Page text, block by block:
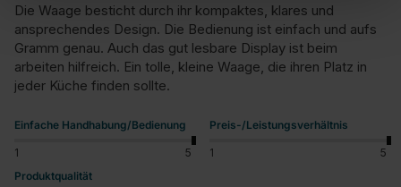
Die Waage besticht durch ihr kompaktes, klares und
ansprechendes Design. Die Bedienung ist einfach und aufs
Gramm genau. Auch das gut lesbare Display ist beim
arbeiten hilfreich. Ein tolle, kleine Waage, die ihren Platz in
jeder Küche finden sollte.
Einfache Handhabung/Bedienung
1 5
Preis-/Leistungsverhältnis
1
5
Produktqualität